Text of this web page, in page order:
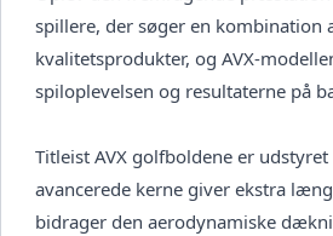
spillere, der søger en kombination
kvalitetsprodukter, og AVX-
spiloplevelsen og resultaterne på
Titleist AVX golfboldene er
avancerede kerne giver ekstra
bidrager den aerodynamiske